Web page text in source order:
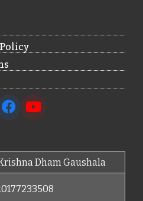
Dham Gaushala